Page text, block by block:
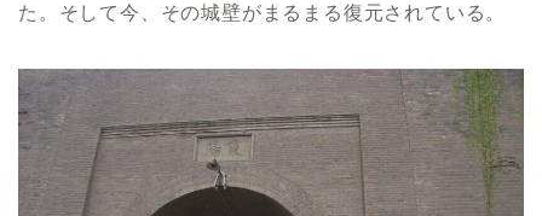
た。そして今、その城壁がまるまる復元されている。